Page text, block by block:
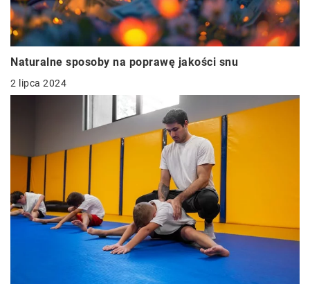
Naturalne sposoby na poprawę jakości snu
2 lipca 2024